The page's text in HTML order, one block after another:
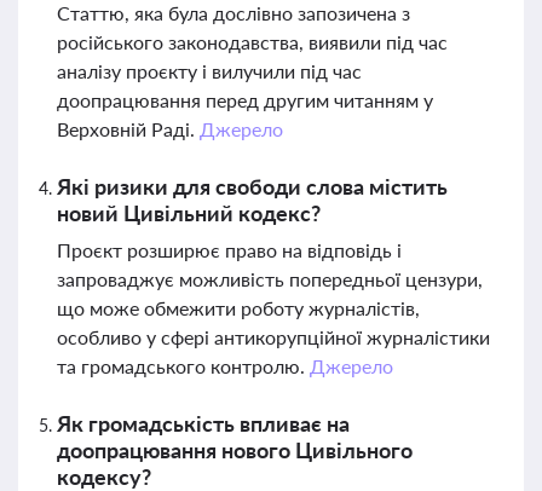
Статтю, яка була дослівно запозичена з
російського законодавства, виявили під час
аналізу проєкту і вилучили під час
доопрацювання перед другим читанням у
Верховній Раді. Джерело
Які ризики для свободи слова містить
новий Цивільний кодекс?
Проєкт розширює право на відповідь і
запроваджує можливість попередньої цензури,
що може обмежити роботу журналістів,
особливо у сфері антикорупційної журналістики
та громадського контролю. Джерело
Як громадськість впливає на
доопрацювання нового Цивільного
кодексу?